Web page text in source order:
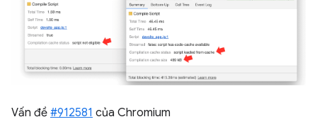
Vấn đề #912581 của Chromium